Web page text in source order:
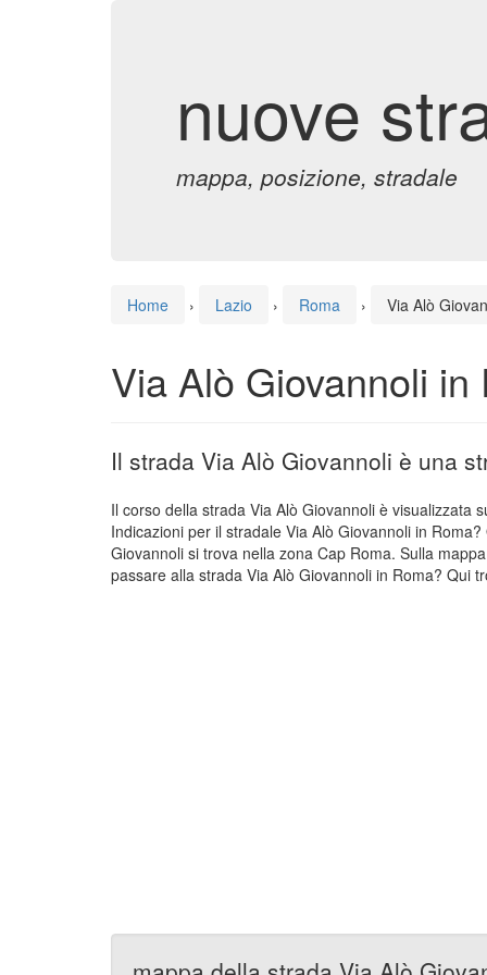
nuove
mappa, posizione, stradale
Home › Lazio › Roma › Via Alò
Via Alò Giovannoli in
Il strada Via Alò Giovannoli è una
Il corso della strada Via Alò Giovannoli è visualizzata
Indicazioni per il stradale Via Alò Giovannoli in
Giovannoli si trova nella zona Cap Roma. Sulla
passare alla strada Via Alò Giovannoli in Roma? Qui